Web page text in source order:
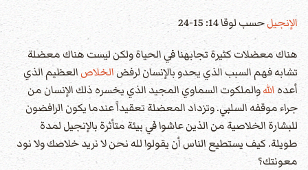
الإنجيلحسب لوقا 14: 15-24
هناك معضلات كثيرة تجابهنا في الحياة ولكن ليست هناك معضلة
تشابه فهم السبب الذي يحدو بالإنسان لرفض الخلاص العظيم الذي
أعده اللهوالملكوت السماوي المجيد الذي يخسره ذلك الإنسان من
جراء موقفه السلبي. وتزداد المعضلة تعقيداً عندما يكون الرافضون
للبشارة الخلاصية من الذين عاشوا في بيئة متأثرة بالإنجيل لمدة
طويلة. كيف يستطيع الناس أن يقولوا لله نحن لا نريد خلاصك ولا نود
معونتك؟